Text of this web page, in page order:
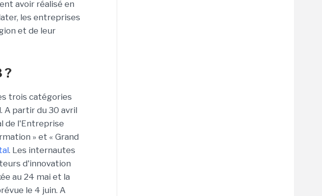
avoir réalisé en
les entreprises
et de leur
?
trois catégories
A partir du 30 avril
de l'Entreprise
» et « Grand
. Les internautes
d'innovation
au 24 mai et la
le 4 juin. A